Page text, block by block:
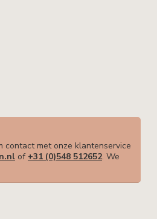
contact met onze klantenservice
of +31 (0)548 512652. We